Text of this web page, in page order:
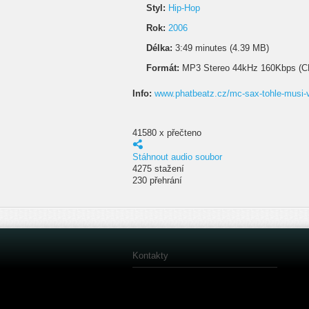
Styl: Hip-Hop
Rok: 2006
Délka: 3:49 minutes (4.39 MB)
Formát: MP3 Stereo 44kHz 160Kbps
Info: www.phatbeatz.cz/mc-sax-tohle-musi-
41580 x přečteno
Stáhnout audio soubor
4275 stažení
230 přehrání
Kontakty